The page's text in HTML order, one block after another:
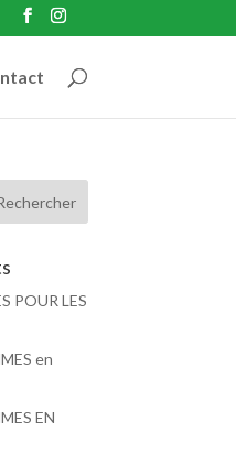
POUR LES
en
EN